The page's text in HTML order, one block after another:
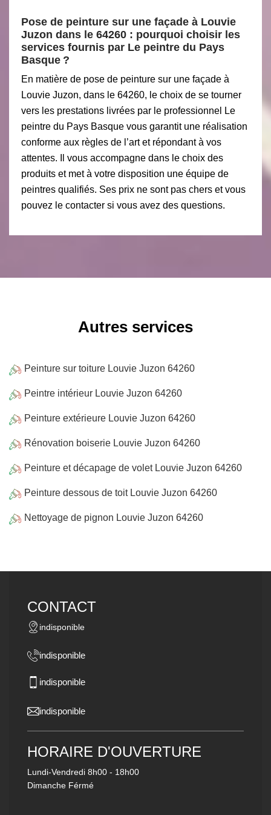
Pose de peinture sur une façade à Louvie
Juzon dans le 64260 : pourquoi choisir les
services fournis par Le peintre du Pays
Basque ?
En matière de pose de peinture sur une façade à
Louvie Juzon, dans le 64260, le choix de se tourner
vers les prestations livrées par le professionnel Le
peintre du Pays Basque vous garantit une réalisation
conforme aux règles de l’art et répondant à vos
attentes. Il vous accompagne dans le choix des
produits et met à votre disposition une équipe de
peintres qualifiés. Ses prix ne sont pas chers et vous
pouvez le contacter si vous avez des questions.
Autres services
Peinture sur toiture Louvie Juzon 64260
Peintre intérieur Louvie Juzon 64260
Peinture extérieure Louvie Juzon 64260
Rénovation boiserie Louvie Juzon 64260
Peinture et décapage de volet Louvie Juzon 64260
Peinture dessous de toit Louvie Juzon 64260
Nettoyage de pignon Louvie Juzon 64260
CONTACT
indisponible
indisponible
indisponible
indisponible
HORAIRE D'OUVERTURE
Lundi-Vendredi 8h00 - 18h00
Dimanche Férmé